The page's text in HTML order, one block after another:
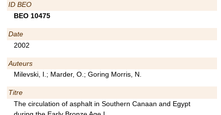
ID BEO
BEO 10475
Date
2002
Auteurs
Milevski, I.; Marder, O.; Goring Morris, N.
Titre
The circulation of asphalt in Southern Canaan and Egypt